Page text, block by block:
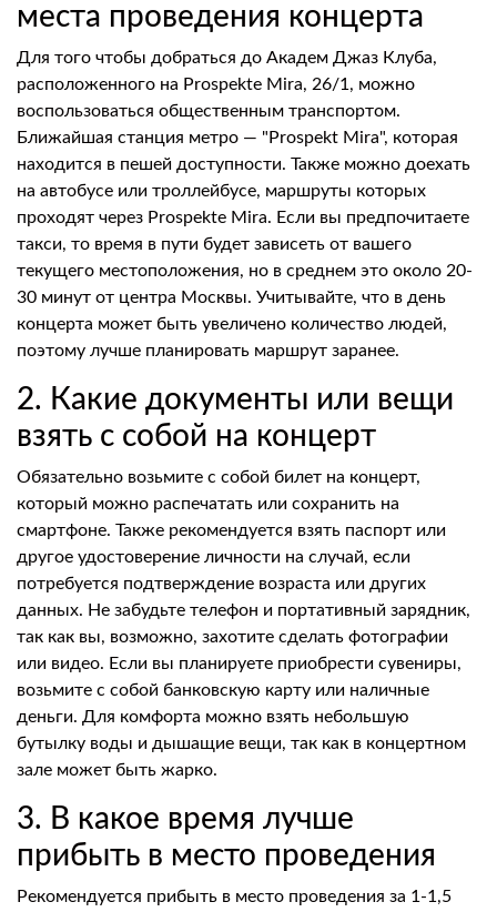
места проведения концерта
Для того чтобы добраться до Академ Джаз Клуба,
расположенного на Prospekte Mira, 26/1, можно
воспользоваться общественным транспортом.
Ближайшая станция метро — "Prospekt Mira", которая
находится в пешей доступности. Также можно доехать
на автобусе или троллейбусе, маршруты которых
проходят через Prospekte Mira. Если вы предпочитаете
такси, то время в пути будет зависеть от вашего
текущего местоположения, но в среднем это около 20-
30 минут от центра Москвы. Учитывайте, что в день
концерта может быть увеличено количество людей,
поэтому лучше планировать маршрут заранее.
2. Какие документы или вещи
взять с собой на концерт
Обязательно возьмите с собой билет на концерт,
который можно распечатать или сохранить на
смартфоне. Также рекомендуется взять паспорт или
другое удостоверение личности на случай, если
потребуется подтверждение возраста или других
данных. Не забудьте телефон и портативный зарядник,
так как вы, возможно, захотите сделать фотографии
или видео. Если вы планируете приобрести сувениры,
возьмите с собой банковскую карту или наличные
деньги. Для комфорта можно взять небольшую
бутылку воды и дышащие вещи, так как в концертном
зале может быть жарко.
3. В какое время лучше
прибыть в место проведения
Рекомендуется прибыть в место проведения за 1-1,5